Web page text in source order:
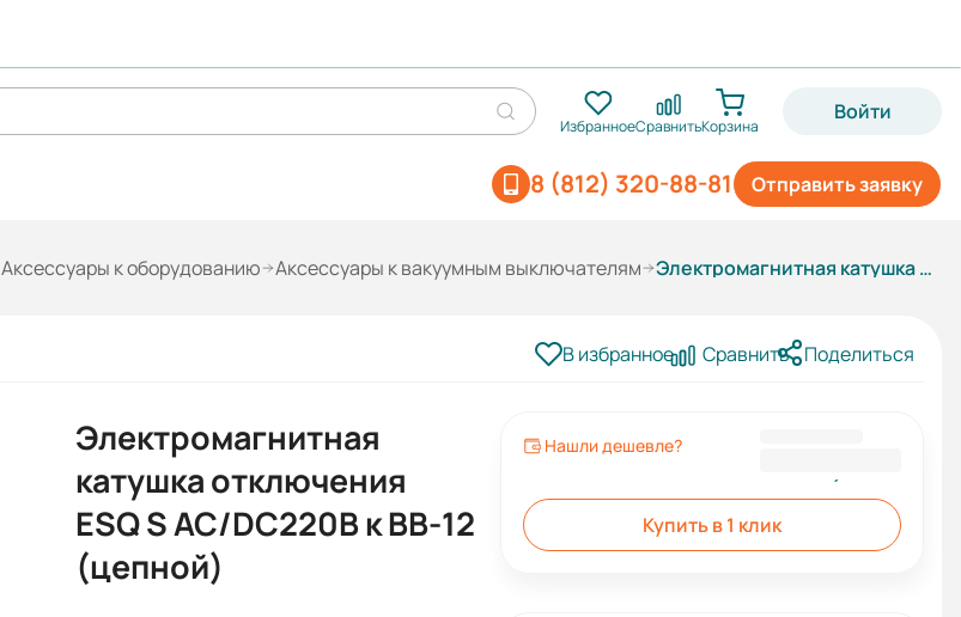
ИзбранноеСравнитьКорзина
Войти
Отправить заявку
8 (812) 320-88-81
Аксессуары к оборудованию Аксессуары к вакуумным выключателям Электромагнитная катушка отключения ESQ S AC/DC220В к ВB-12 (цепной)
В избранное Сравнить Поделиться
Электромагнитная
катушка отключения
ESQ S AC/DC220В к ВB-12
(цепной)
Нашли дешевле?
Купить в 1 клик